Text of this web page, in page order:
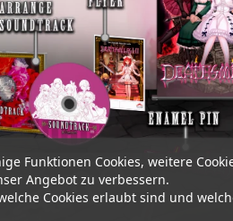
Funktionen Cookies, weitere
Angebot zu verbessern.
Cookies erlaubt sind und